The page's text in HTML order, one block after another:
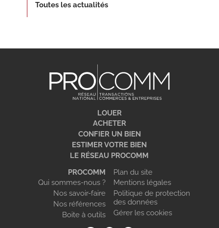
Toutes les actualités
LOUER
ACHETER
CONFIER UN BIEN
ESTIMER VOTRE BIEN
LE RÉSEAU PROCOMM
PROCOMM
Qui sommes-nous ?
Nos savoir-faire
Nos références
Boite à outils
Plan du site
Mentions légales
Politique de protection
des données
Gérer les cookies